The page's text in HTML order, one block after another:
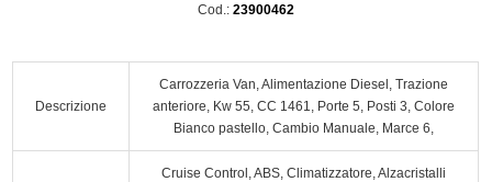
Cod.: 23900462
Descrizione
Carrozzeria Van, Alimentazione Diesel, Trazione
anteriore, Kw 55, CC 1461, Porte 5, Posti 3, Colore
Bianco pastello, Cambio Manuale, Marce 6,
Cruise Control, ABS, Climatizzatore, Alzacristalli